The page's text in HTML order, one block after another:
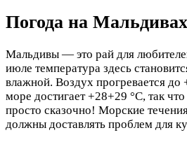
Погода на
Мальдивы — это рай для
июле температура здесь
влажной. Воздух прогревается до
море достигает +28+29 °C, так что
просто сказочно! Морские
должны доставлять проблем для